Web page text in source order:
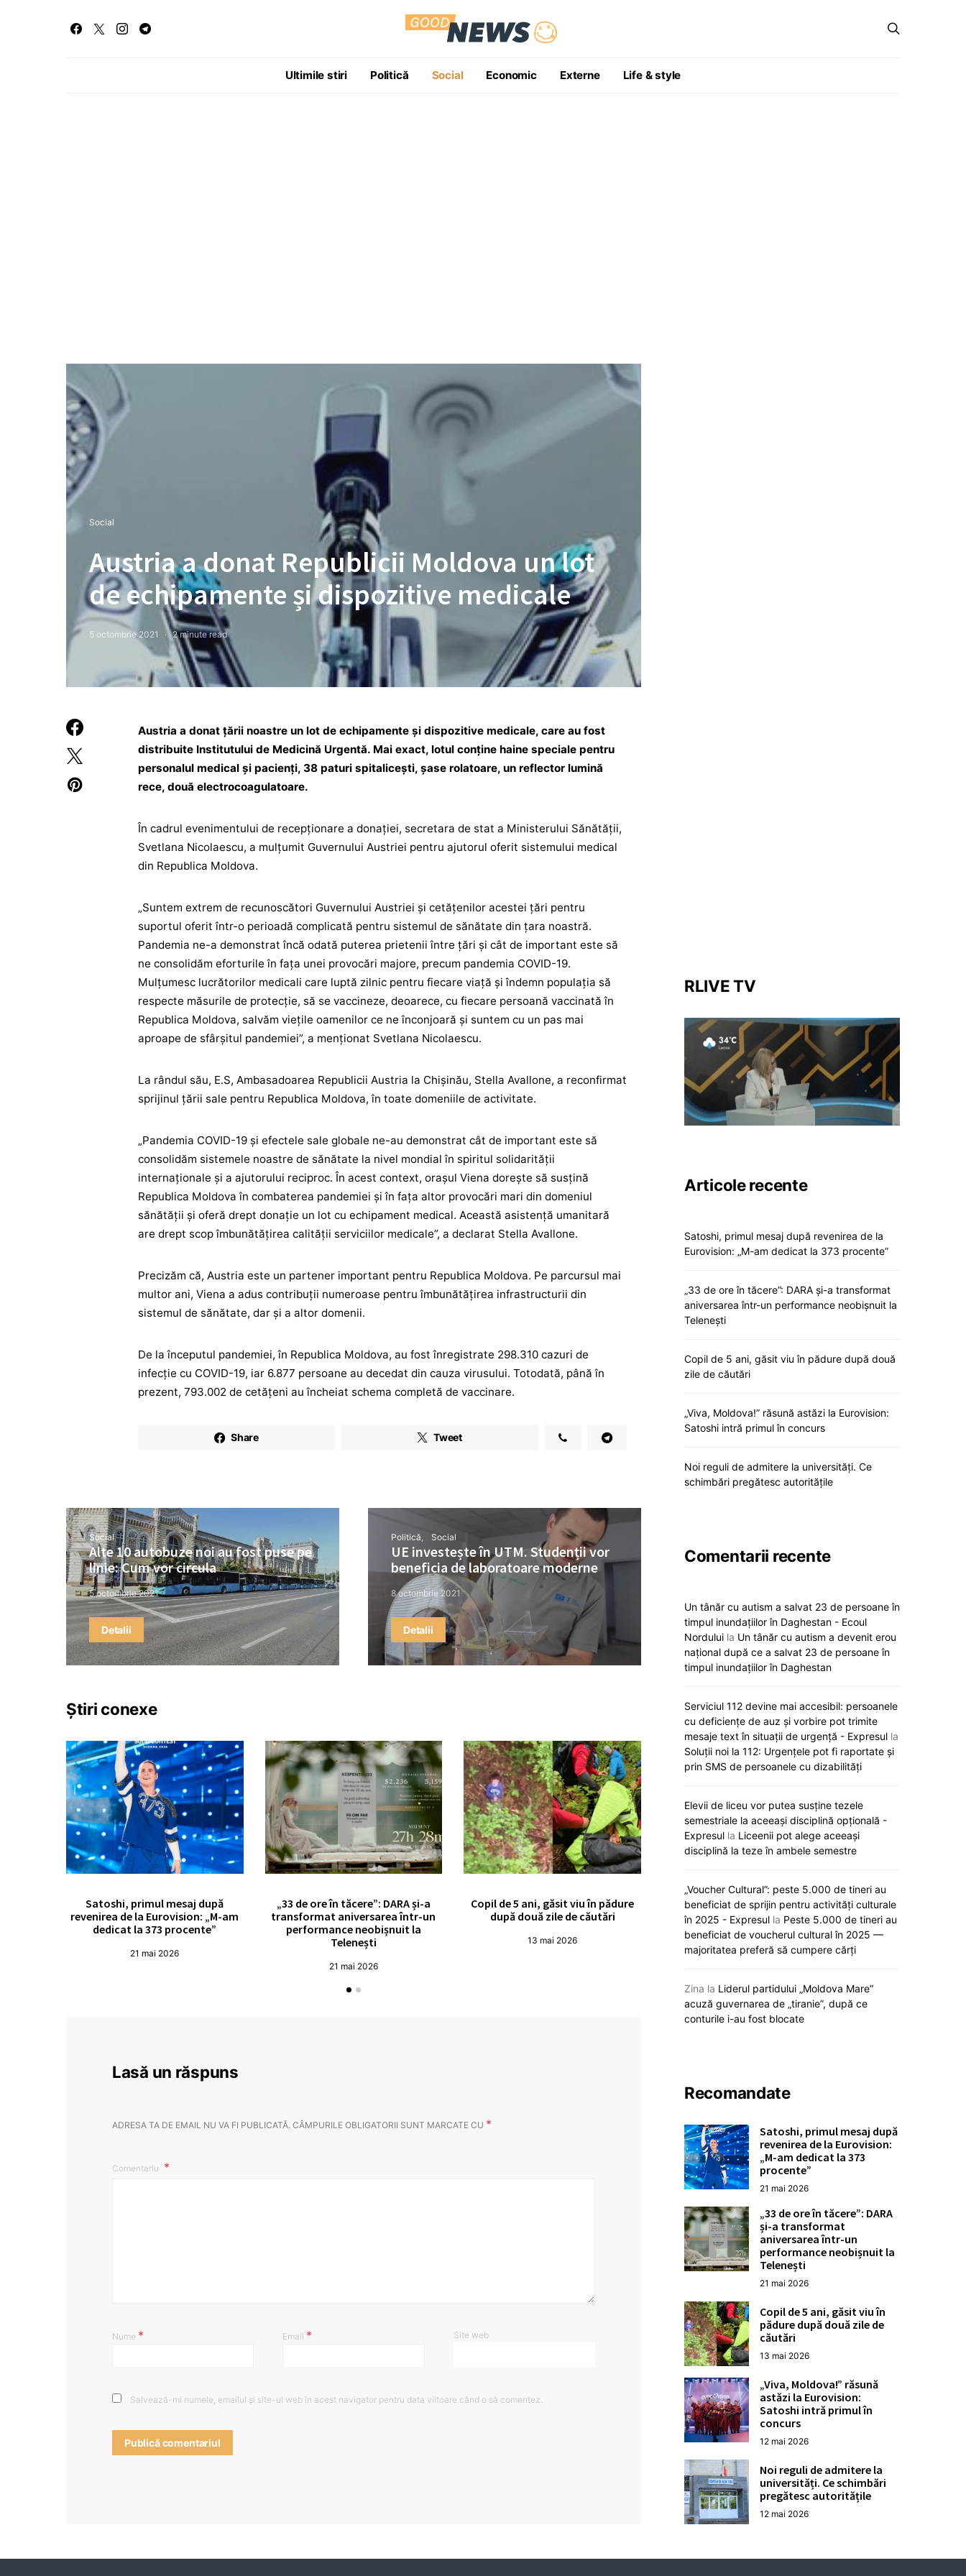
Ultimile stiri Politică Social Economic Externe Life & style
Social
Austria a donat Republicii Moldova un lot
de echipamente și dispozitive medicale
5 octombrie 2021 2 minute read
Austria a donat țării noastre un lot de echipamente și dispozitive medicale, care au fost
distribuite Institutului de Medicină Urgentă. Mai exact, lotul conține haine speciale pentru
personalul medical și pacienți, 38 paturi spitalicești, șase rolatoare, un reflector lumină
rece, două electrocoagulatoare.
În cadrul evenimentului de recepționare a donației, secretara de stat a Ministerului Sănătății,
Svetlana Nicolaescu, a mulțumit Guvernului Austriei pentru ajutorul oferit sistemului medical
din Republica Moldova.
„Suntem extrem de recunoscători Guvernului Austriei și cetățenilor acestei țări pentru
suportul oferit într-o perioadă complicată pentru sistemul de sănătate din țara noastră.
Pandemia ne-a demonstrat încă odată puterea prietenii între țări și cât de important este să
ne consolidăm eforturile în fața unei provocări majore, precum pandemia COVID-19.
Mulțumesc lucrătorilor medicali care luptă zilnic pentru fiecare viață și îndemn populația să
respecte măsurile de protecție, să se vaccineze, deoarece, cu fiecare persoană vaccinată în
Republica Moldova, salvăm viețile oamenilor ce ne înconjoară și suntem cu un pas mai
aproape de sfârșitul pandemiei”, a menționat Svetlana Nicolaescu.
La rândul său, E.S, Ambasadoarea Republicii Austria la Chișinău, Stella Avallone, a reconfirmat
sprijinul țării sale pentru Republica Moldova, în toate domeniile de activitate.
„Pandemia COVID-19 și efectele sale globale ne-au demonstrat cât de important este să
consolidăm sistemele noastre de sănătate la nivel mondial în spiritul solidarității
internaționale și a ajutorului reciproc. În acest context, orașul Viena dorește să susțină
Republica Moldova în combaterea pandemiei și în fața altor provocări mari din domeniul
sănătății și oferă drept donație un lot cu echipament medical. Această asistență umanitară
are drept scop îmbunătățirea calității serviciilor medicale”, a declarat Stella Avallone.
Precizăm că, Austria este un partener important pentru Republica Moldova. Pe parcursul mai
multor ani, Viena a adus contribuții numeroase pentru îmbunătățirea infrastructurii din
sistemul de sănătate, dar și a altor domenii.
De la începutul pandemiei, în Republica Moldova, au fost înregistrate 298.310 cazuri de
infecție cu COVID-19, iar 6.877 persoane au decedat din cauza virusului. Totodată, până în
prezent, 793.002 de cetățeni au încheiat schema completă de vaccinare.
Share Tweet
Social
Alte 10 autobuze noi au fost puse pe
linie: Cum vor circula
5 octombrie 2021
Detalii
Politică Social
UE investește în UTM. Studenții vor
beneficia de laboratoare moderne
8 octombrie 2021
Detalii
Știri conexe
Satoshi, primul mesaj după
revenirea de la Eurovision: „M-am
dedicat la 373 procente”
21 mai 2026
„33 de ore în tăcere”: DARA și-a
transformat aniversarea într-un
performance neobișnuit la
Telenești
21 mai 2026
Copil de 5 ani, găsit viu în pădure
după două zile de căutări
13 mai 2026
„Viva, Moldova!” răsună astăzi la
Eurovision: Satoshi intră primul în
concurs
12 mai 2026
Noi reguli de
universități. Ce
Lasă un răspuns
ADRESA TA DE EMAIL NU VA FI PUBLICATĂ. CÂMPURILE OBLIGATORII SUNT MARCATE CU *
Comentariu
Nume * Email * Site web
Salvează-mi numele, emailul și site-ul web în acest navigator pentru data viitoare când o să comentez.
RLIVE TV
Articole recente
Satoshi, primul mesaj după revenirea de la
Eurovision: „M-am dedicat la 373 procente”
„33 de ore în tăcere”: DARA și-a transformat
aniversarea într-un performance neobișnuit la
Telenești
Copil de 5 ani, găsit viu în pădure după două
zile de căutări
„Viva, Moldova!” răsună astăzi la Eurovision:
Satoshi intră primul în concurs
Noi reguli de admitere la universități. Ce
schimbări pregătesc autoritățile
Comentarii recente
Un tânăr cu autism a salvat 23 de persoane în
timpul inundațiilor în Daghestan - Ecoul
Nordului la Un tânăr cu autism a devenit erou
național după ce a salvat 23 de persoane în
timpul inundațiilor în Daghestan
Serviciul 112 devine mai accesibil: persoanele
cu deficiențe de auz și vorbire pot trimite
mesaje text în situații de urgență - Expresul la
Soluții noi la 112: Urgențele pot fi raportate și
prin SMS de persoanele cu dizabilități
Elevii de liceu vor putea susține tezele
semestriale la aceeași disciplină opțională -
Expresul la Liceenii pot alege aceeași
disciplină la teze în ambele semestre
„Voucher Cultural”: peste 5.000 de tineri au
beneficiat de sprijin pentru activități culturale
în 2025 - Expresul la Peste 5.000 de tineri au
beneficiat de voucherul cultural în 2025 —
majoritatea preferă să cumpere cărți
Zina la Liderul partidului „Moldova Mare”
acuză guvernarea de „tiranie”, după ce
conturile i-au fost blocate
Recomandate
Satoshi, primul mesaj după
revenirea de la Eurovision:
„M-am dedicat la 373
procente”
21 mai 2026
„33 de ore în tăcere”: DARA
și-a transformat
aniversarea într-un
performance neobișnuit la
Telenești
21 mai 2026
Copil de 5 ani, găsit viu în
pădure după două zile de
căutări
13 mai 2026
„Viva, Moldova!” răsună
astăzi la Eurovision:
Satoshi intră primul în
concurs
12 mai 2026
Noi reguli de admitere la
universități. Ce schimbări
pregătesc autoritățile
12 mai 2026